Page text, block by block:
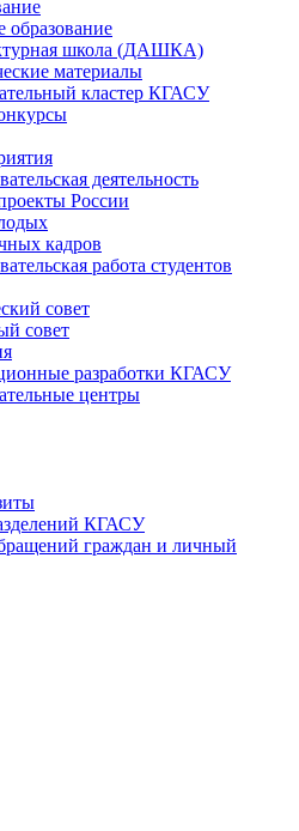
образование
школа (ДАШКА)
материалы
кластер КГАСУ
деятельность
России
кадров
работа студентов
совет
совет
разработки КГАСУ
центры
КГАСУ
граждан и личный